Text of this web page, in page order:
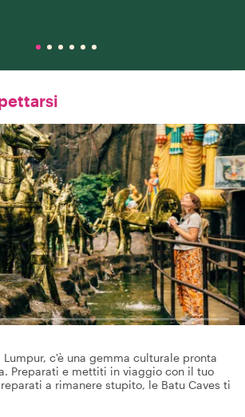
Lumpur, c'è una gemma culturale pronta
Preparati e mettiti in viaggio con il tuo
a rimanere stupito, le Batu Caves ti